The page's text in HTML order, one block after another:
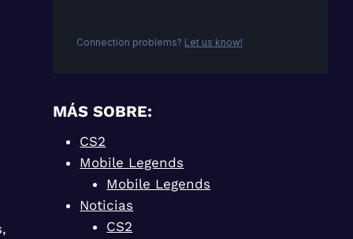
MÁS SOBRE:
CS2
Mobile Legends
Mobile Legends
Noticias
CS2